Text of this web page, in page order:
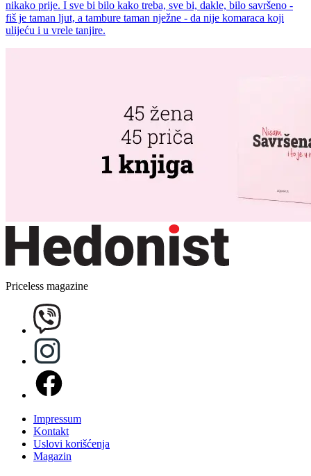
nikako prije. I sve bi bilo kako treba, sve bi, dakle, bilo savršeno -
fiš je taman ljut, a tambure taman nježne - da nije komaraca koji
ulijeću i u vrele tanjire.
Priceless magazine
Impressum
Kontakt
Uslovi korišćenja
Magazin